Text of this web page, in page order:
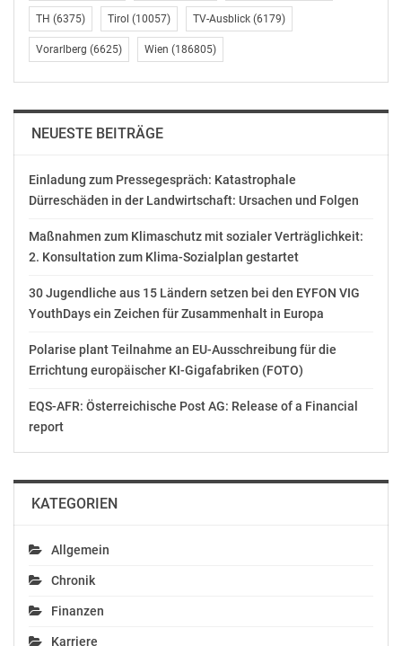
Zugang. Das ist ein wichtiges Signal für die europäische
und österreichische Landwirtschaft.“
Die EU-Kommission wollte Soja auf Grundlage
Risiko indirekter Landnutzungsänderungen einstufen.
Sojaöl in Biokraftstoffen hätte dadurch schrittweise
Energie angerechnet werden können. Bis 2030 wäre die
Anrechnung auf null gesunken.
Diese pauschale Einstufung hätte auch europäisches
die Rodung wertvoller Flächen erzeugt wird. Damit
wäre ein wichtiger Absatzweg verloren gegangen und
der heimische Sojaanbau geschwächt worden.
Regionen schaffen. Wer europäisches Soja mit
Entwaldung in anderen Teilen der Welt gleichsetzt,
„Europäisches Soja stärkt unsere Versorgung, schafft
Abhängigkeit von Importen. Diese Leistungen müssen
anerkannt und der Anbau weiter gestärkt werden“, so
TH (6375) Tirol (10057) TV-Ausblick (6179)
Vorarlberg (6625) Wien (186805)
NEUESTE BEITRÄGE
Einladung zum Pressegespräch: Katastrophale
Dürreschäden in der Landwirtschaft: Ursachen und Folgen
Maßnahmen zum Klimaschutz mit sozialer Verträglichkeit:
2. Konsultation zum Klima-Sozialplan gestartet
30 Jugendliche aus 15 Ländern setzen bei den EYFON VIG
YouthDays ein Zeichen für Zusammenhalt in Europa
Polarise plant Teilnahme an EU-Ausschreibung für die
Errichtung europäischer KI-Gigafabriken (FOTO)
EQS-AFR: Österreichische Post AG: Release of a Financial
report
KATEGORIEN
Allgemein
Chronik
Finanzen
Karriere